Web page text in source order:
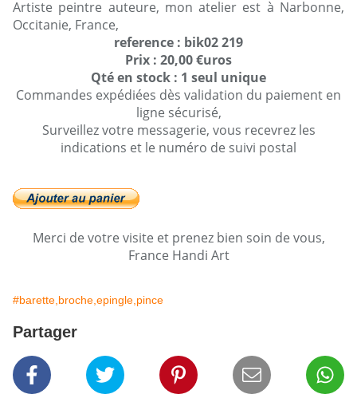
Artiste peintre auteure, mon atelier est à Narbonne,
Occitanie, France,
reference : bik02 219
Prix : 20,00 €uros
Qté en stock : 1 seul unique
Commandes expédiées dès validation du paiement en
ligne sécurisé,
Surveillez votre messagerie, vous recevrez les
indications et le numéro de suivi postal
Merci de votre visite et prenez bien soin de vous,
France Handi Art
#barette,broche,epingle,pince
Partager